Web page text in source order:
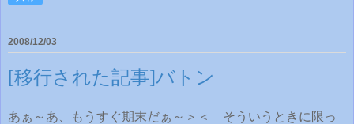
2008/12/03
[移行された記事]バトン
あぁ～あ、もうすぐ期末だぁ～＞＜ そういうときに限っ